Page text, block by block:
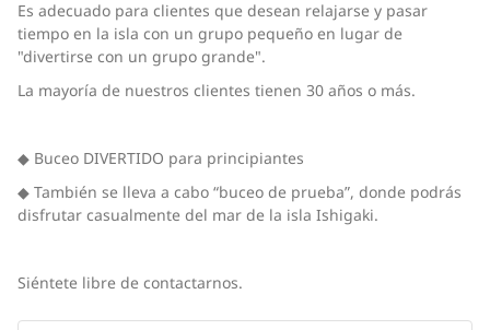
Es adecuado para clientes que desean relajarse y pasar
tiempo en la isla con un grupo pequeño en lugar de
"divertirse con un grupo grande".
La mayoría de nuestros clientes tienen 30 años o más.
◆ Buceo DIVERTIDO para principiantes
◆ También se lleva a cabo “buceo de prueba”, donde podrás
disfrutar casualmente del mar de la isla Ishigaki.
Siéntete libre de contactarnos.